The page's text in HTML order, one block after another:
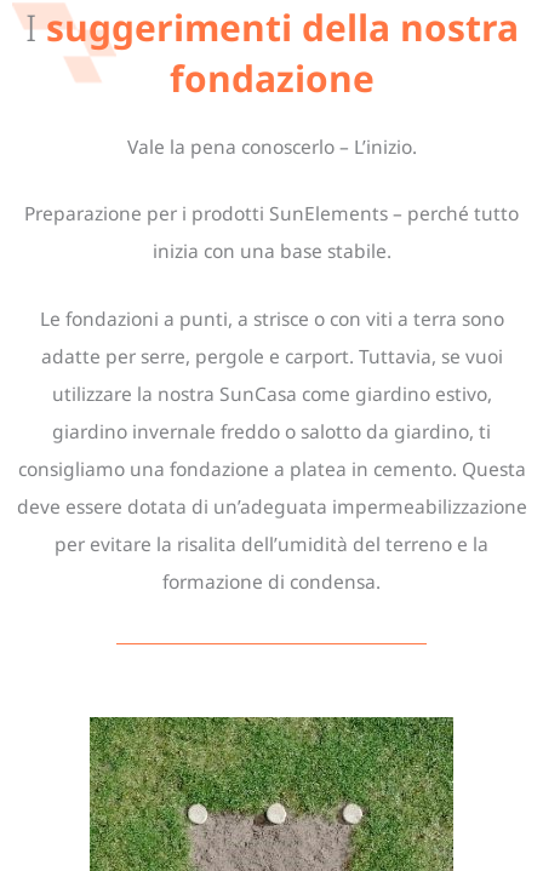
Isuggerimenti della nostra
fondazione
Vale la pena conoscerlo – L’inizio.
Preparazione per i prodotti SunElements – perché tutto
inizia con una base stabile.
Le fondazioni a punti, a strisce o con viti a terra sono
adatte per serre, pergole e carport. Tuttavia, se vuoi
utilizzare la nostra SunCasa come giardino estivo,
giardino invernale freddo o salotto da giardino, ti
consigliamo una fondazione a platea in cemento. Questa
deve essere dotata di un’adeguata impermeabilizzazione
per evitare la risalita dell’umidità del terreno e la
formazione di condensa.